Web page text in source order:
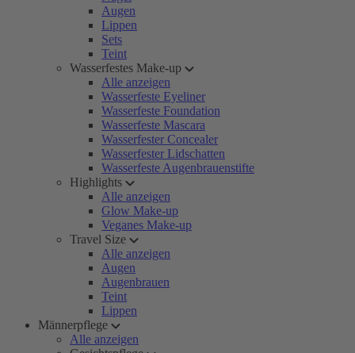
Augen
Lippen
Sets
Teint
Wasserfestes Make-up
Alle anzeigen
Wasserfeste Eyeliner
Wasserfeste Foundation
Wasserfeste Mascara
Wasserfester Concealer
Wasserfester Lidschatten
Wasserfeste Augenbrauenstifte
Highlights
Alle anzeigen
Glow Make-up
Veganes Make-up
Travel Size
Alle anzeigen
Augen
Augenbrauen
Teint
Lippen
Männerpflege
Alle anzeigen